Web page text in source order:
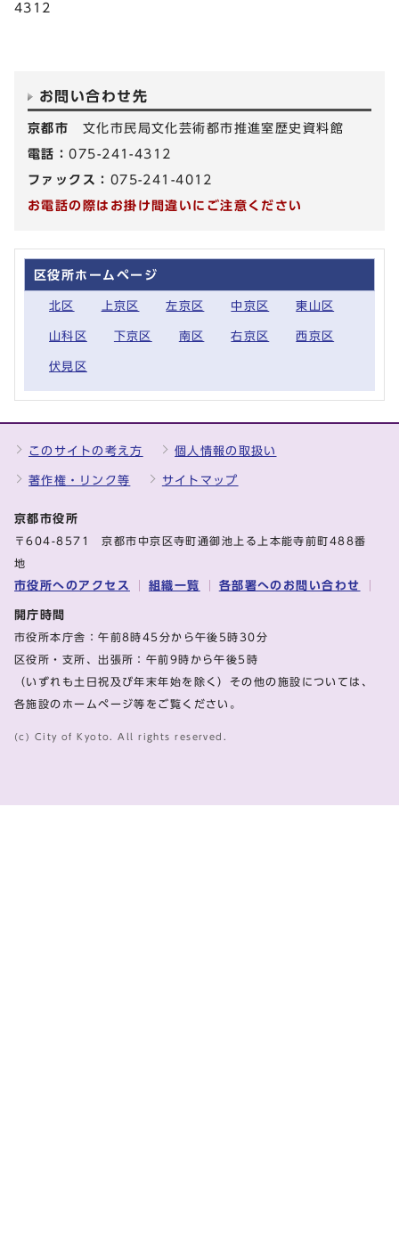
4312
お問い合わせ先
京都市 文化市民局文化芸術都市推進室歴史資料館
電話：075-241-4312
ファックス： 075-241-4012
お電話の際はお掛け間違いにご注意ください
区役所ホームページ
北区 上京区 左京区 中京区 東山区
山科区 下京区 南区 右京区 西京区
伏見区
このサイトの考え方 個人情報の取扱い
著作権・リンク等 サイトマップ
京都市役所
〒604-8571 京都市中京区寺町通御池上る上本能寺前町488番
地
市役所へのアクセス 組織一覧 各部署へのお問い合わせ
開庁時間
市役所本庁舎：午前8時45分から午後5時30分
区役所・支所、出張所：午前9時から午後5時
（いずれも土日祝及び年末年始を除く）その他の施設については、
各施設のホームページ等をご覧ください。
(c) City of Kyoto. All rights reserved.